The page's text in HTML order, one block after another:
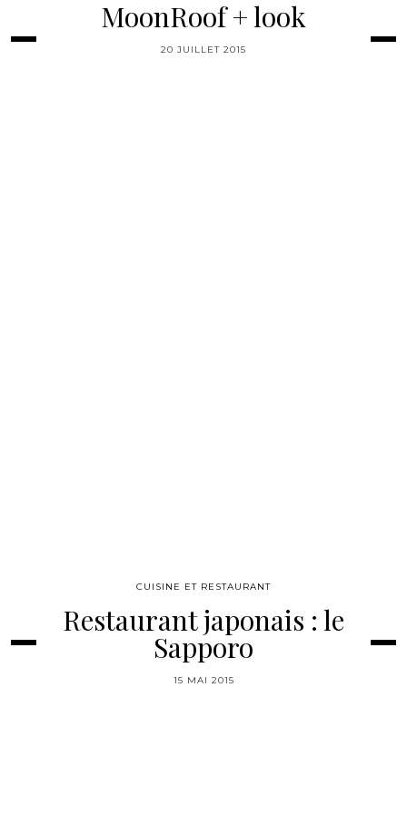
MoonRoof + look
20 JUILLET 2015
CUISINE ET RESTAURANT
Restaurant japonais : le
Sapporo
15 MAI 2015